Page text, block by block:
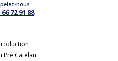
nous
66 72 91 88
Pré Catelan